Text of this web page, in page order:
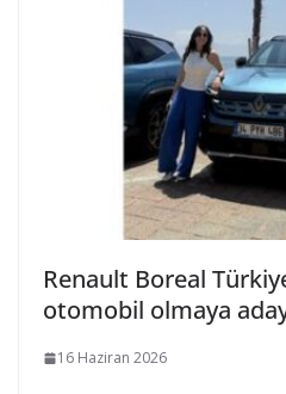
Renault Boreal
otomobil olmaya
16 Haziran 2026